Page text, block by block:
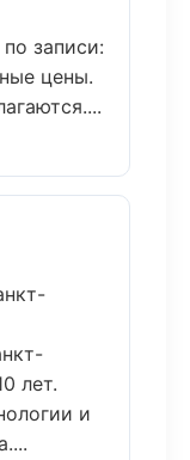
записи:
цены.
лет.
и